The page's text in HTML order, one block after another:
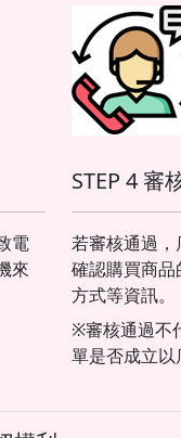
電
來
STEP 4 審
若審核通過
確認購買商
方式等資訊。
※審核通過不
單是否成立以